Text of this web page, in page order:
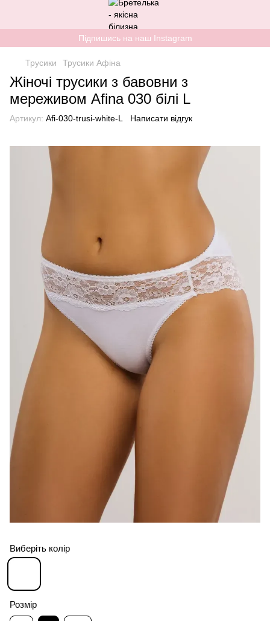
Підпишись на наш Instagram
Трусики Трусики Афіна
Жіночі трусики з бавовни з
мереживом Afina 030 білі L
Артикул: Afi-030-trusi-white-L Написати відгук
Виберіть колір
Розмір